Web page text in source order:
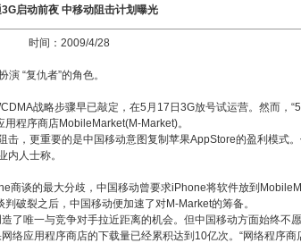
启动前夜 中移动阻击计划曝光
时间：2009/4/28
“复仇者”的角色。
战略步骤早已敲定，在5月17日3G放号试运营。然而，
程序商店MobileMarket(M-Market)。
，更重要的是中国移动意图复制苹果AppStore的盈利模式
内人士称。
谈的最大分歧，中国移动曾要求iPhone将软件放到
破裂之后，中国移动便加速了对M-Market的筹备。
唯一与竞争对手拉近距离的机会。但中国移动方面始终不
络应用程序商店的下载量已经累积达到10亿次。“网络程序商